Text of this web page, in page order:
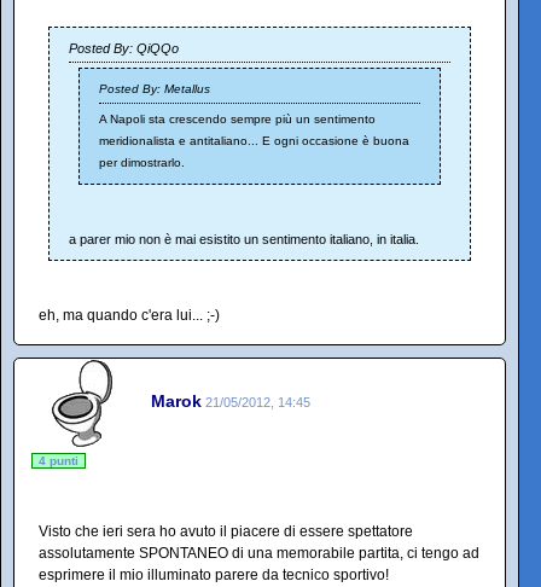
Posted By: QiQQo
Posted By: Metallus
A Napoli sta crescendo sempre più un sentimento
meridionalista e antitaliano... E ogni occasione è buona
per dimostrarlo.
a parer mio non è mai esistito un sentimento italiano, in italia.
eh, ma quando c'era lui... ;-)
Marok 21/05/2012, 14:45
4 punti
Visto che ieri sera ho avuto il piacere di essere spettatore
assolutamente SPONTANEO di una memorabile partita, ci tengo ad
esprimere il mio illuminato parere da tecnico sportivo!